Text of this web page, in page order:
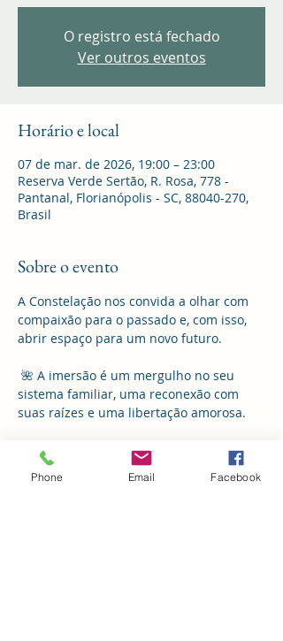
O registro está fechado
Ver outros eventos
Horário e local
07 de mar. de 2026, 19:00 – 23:00
Reserva Verde Sertão, R. Rosa, 778 -
Pantanal, Florianópolis - SC, 88040-270,
Brasil
Sobre o evento
A Constelação nos convida a olhar com
compaixão para o passado e, com isso,
abrir espaço para um novo futuro.
sistema familiar, uma reconexão com
suas raízes e uma libertação amorosa.
✨ Imersão em Constelação Familiar
🗓️ Todo primeiro sábado do mês
Phone Email Facebook